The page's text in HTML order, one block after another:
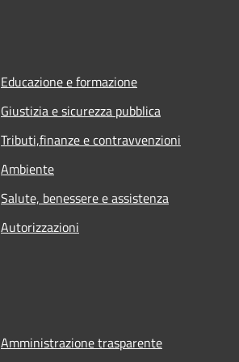
Educazione e formazione
Giustizia e sicurezza pubblica
Tributi,finanze e contravvenzioni
Ambiente
Salute, benessere e assistenza
Autorizzazioni
Amministrazione trasparente